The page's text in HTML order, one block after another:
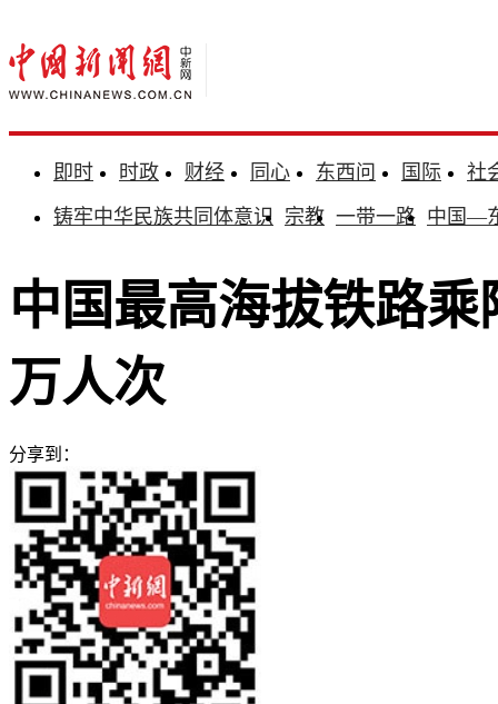
即时 时政 财经 同心 东西问 国际
社
铸牢中华民族共同体意识 宗教 一带一路 中国—
中国最高海拔铁路
万人次
分享到：